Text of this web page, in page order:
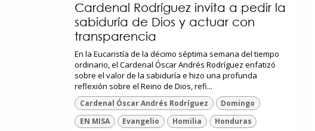
Cardenal Rodríguez invita a pedir la
sabiduría de Dios y actuar con
transparencia
En la Eucaristía de la décimo séptima semana del tiempo
ordinario, el Cardenal Óscar Andrés Rodríguez enfatizó
sobre el valor de la sabiduría e hizo una profunda
reflexión sobre el Reino de Dios, refi...
Cardenal Óscar Andrés Rodríguez
Domingo
EN MISA
Evangelio Homilia
Honduras